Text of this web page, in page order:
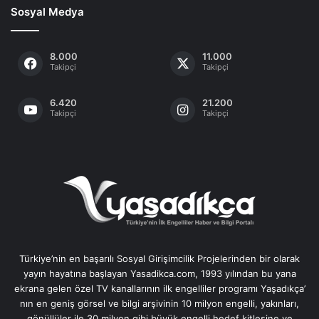
Sosyal Medya
8.000
Takipçi
11.000
Takipçi
6.420
Takipçi
21.200
Takipçi
Türkiye’nin en başarılı Sosyal Girişimcilik Projelerinden bir olarak
yayın hayatına başlayan Yasadikca.com, 1993 yılından bu yana
ekrana gelen özel TV kanallarının ilk engelliler programı Yaşadıkça’
nın en geniş görsel ve bilgi arşivinin 10 milyon engelli, yakınları,